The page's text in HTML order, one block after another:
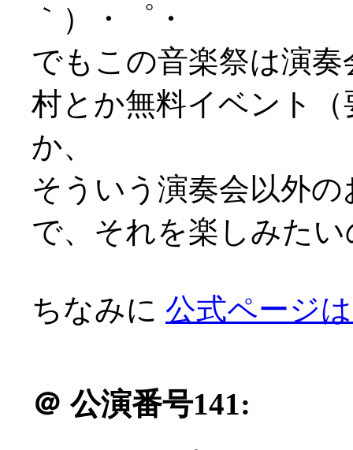
｀）・゜・
でもこの音楽祭は演
村とか無料イベント
か、
そういう演奏会以外
で、それを楽しみた
ちなみに 公式ページ
＠ 公演番号141: